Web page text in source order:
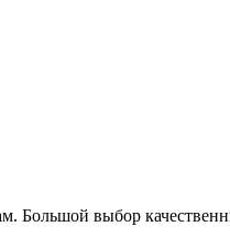
выбор